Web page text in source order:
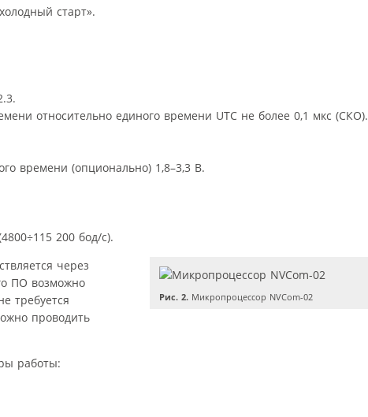
старт».
относительно единого времени UTC не более 0,1 мкс (СКО).
времени (опционально) 1,8–3,3 В.
200 бод/с).
Рис. 2. Микропроцессор NVCom-02
через
ПО возможно
требуется
проводить
работы: